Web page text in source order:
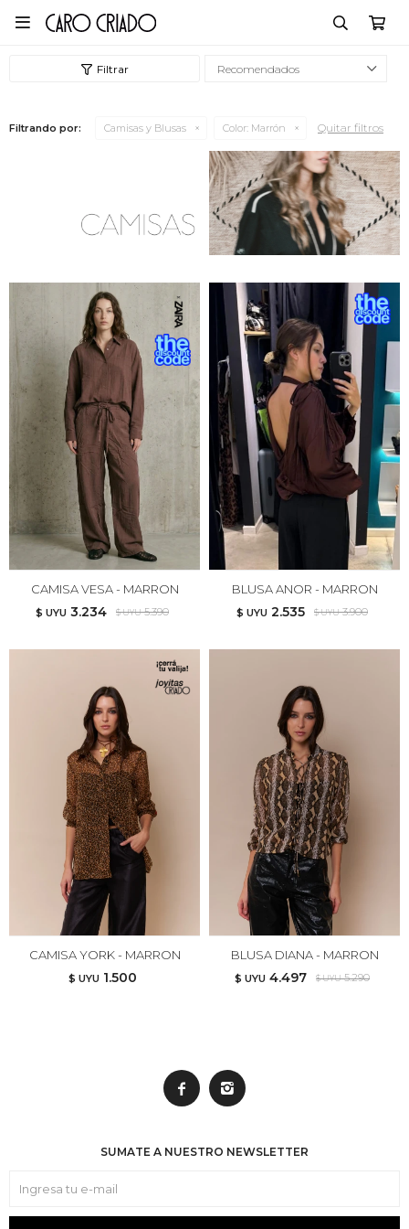

Recomendados
Filtrando por: Camisas y Blusas Color: Marrón Quitar filtros
CAMISA VESA - MARRON
$ UYU 3.234 $ UYU 5.390
BLUSA ANOR - MARRON
$ UYU 2.535 $ UYU 3.900
CAMISA YORK - MARRON
$ UYU 1.500
BLUSA DIANA - MARRON
$ UYU 4.497 $ UYU 5.290
 
SUMATE A NUESTRO NEWSLETTER